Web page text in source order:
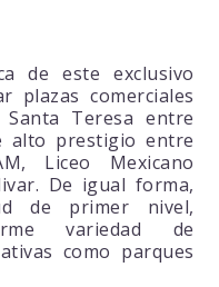
de este exclusivo
plazas comerciales
Teresa entre
alto prestigio entre
Liceo Mexicano
De igual forma,
de primer nivel,
variedad de
como parques